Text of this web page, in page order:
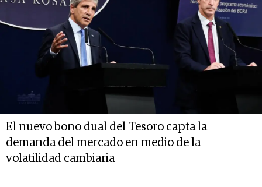
El nuevo bono dual del Tesoro capta la
demanda del mercado en medio de la
volatilidad cambiaria